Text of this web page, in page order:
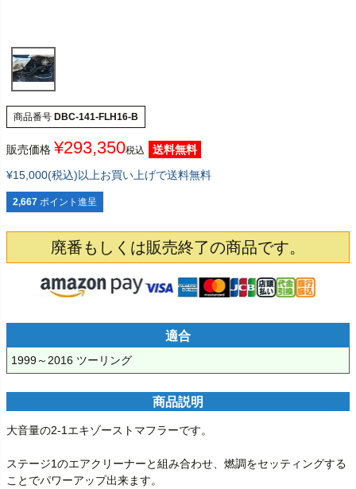
商品番号 DBC-141-FLH16-B
販売価格 ¥293,350税込
送料無料
¥15,000(税込)以上お買い上げで送料無料
2,667 ポイント進呈
廃番もしくは販売終了の商品です。
適合
1999～2016 ツーリング
商品説明
大音量の2-1エキゾーストマフラーです。
ステージ1のエアクリーナーと組み合わせ、燃調をセッティングする
ことでパワーアップ出来ます。